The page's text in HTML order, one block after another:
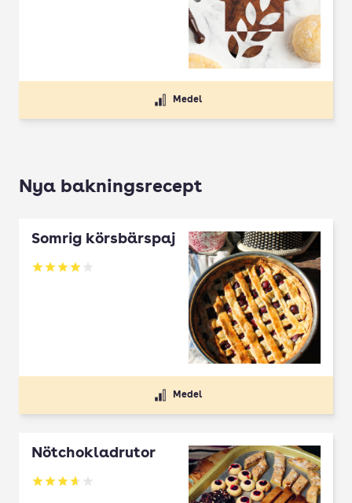
Medel
Nya bakningsrecept
Somrig körsbärspaj
Betyg: 4 av 5
Medel
Nötchokladrutor
Betyg: 3.65 av 5